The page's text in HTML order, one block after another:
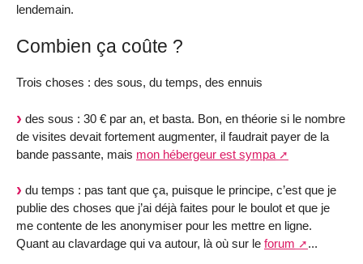
lendemain.
Combien ça coûte ?
Trois choses : des sous, du temps, des ennuis
des sous : 30 € par an, et basta. Bon, en théorie si le nombre
de visites devait fortement augmenter, il faudrait payer de la
bande passante, mais mon hébergeur est sympa
du temps : pas tant que ça, puisque le principe, c’est que je
publie des choses que j’ai déjà faites pour le boulot et que je
me contente de les anonymiser pour les mettre en ligne.
Quant au clavardage qui va autour, là où sur le forum ...